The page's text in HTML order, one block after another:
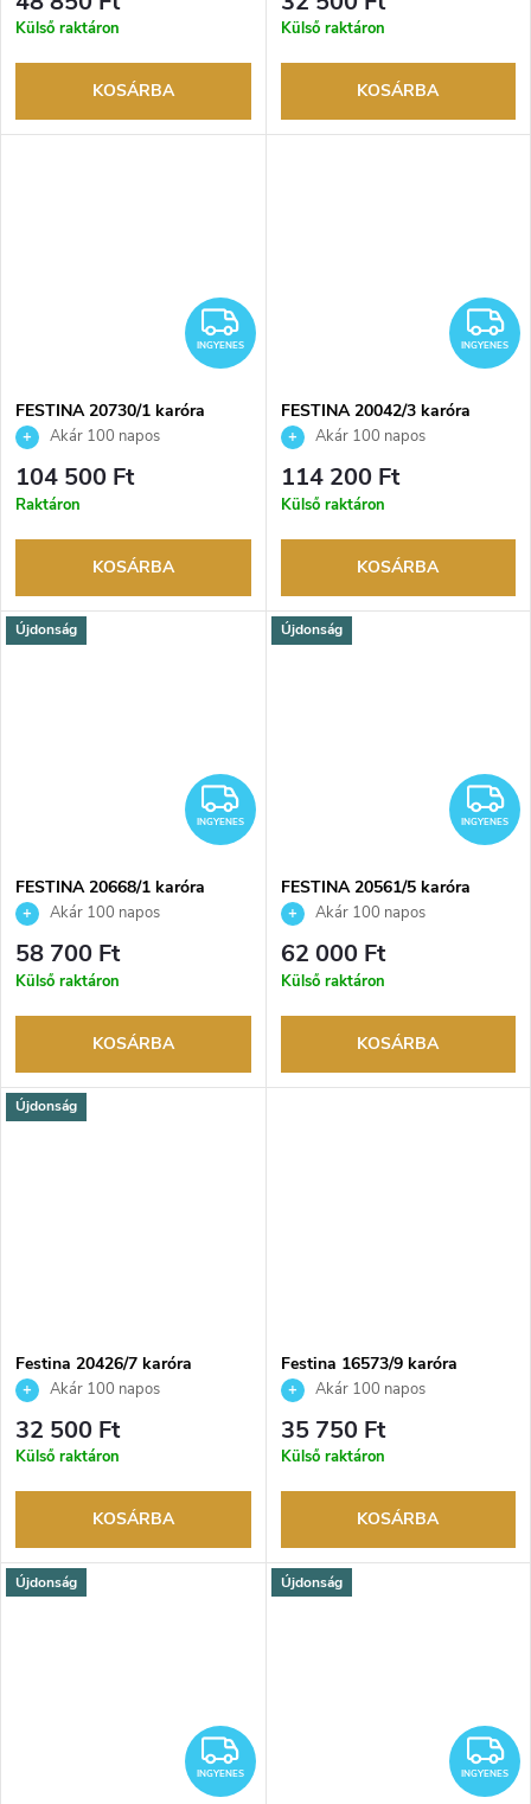
márkakereskedő.
Külső raktáron
KOSÁRBA
márkakereskedő.
Külső raktáron
KOSÁRBA
INGYENES
INGYENES
FESTINA 20730/1 karóra
Akár 100 napos
visszaküldési lehetőség. Hivatalos
márkakereskedő.
104 500 Ft
Raktáron
KOSÁRBA
INGYENES
FESTINA 20042/3 karóra
Akár 100 napos
visszaküldési lehetőség. Hivatalos
márkakereskedő.
114 200 Ft
Külső raktáron
KOSÁRBA
Újdonság
INGYENES
INGYENES
FESTINA 20668/1 karóra
Akár 100 napos
visszaküldési lehetőség. Hivatalos
márkakereskedő.
58 700 Ft
Külső raktáron
KOSÁRBA
Újdonság
INGYENES
FESTINA 20561/5 karóra
Akár 100 napos
visszaküldési lehetőség. Hivatalos
márkakereskedő.
62 000 Ft
Külső raktáron
KOSÁRBA
Újdonság
Festina 20426/7 karóra
Akár 100 napos
visszaküldési lehetőség. Hivatalos
márkakereskedő.
32 500 Ft
Külső raktáron
KOSÁRBA
Festina 16573/9 karóra
Akár 100 napos
visszaküldési lehetőség. Hivatalos
márkakereskedő.
35 750 Ft
Külső raktáron
KOSÁRBA
Újdonság
INGYENES
INGYENES
Újdonság
INGYENES